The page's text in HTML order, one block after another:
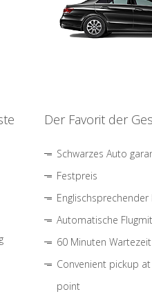
Der Favorit der
Schwarzes Auto
Festpreis
Englischsprechender
Automatische
60 Minuten
Convenient pickup
point